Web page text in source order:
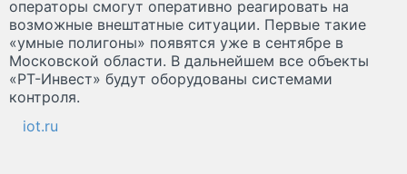
операторы смогут оперативно реагировать на
возможные внештатные ситуации. Первые такие
«умные полигоны» появятся уже в сентябре в
Московской области. В дальнейшем все объекты
«РТ-Инвест» будут оборудованы системами
контроля.
iot.ru